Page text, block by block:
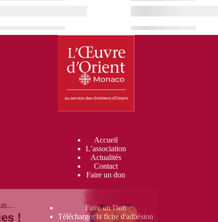
Accueil
L’association
Actualités
Contact
Faire un don
Faire un Don
Télécharger la fiche d'adhésion